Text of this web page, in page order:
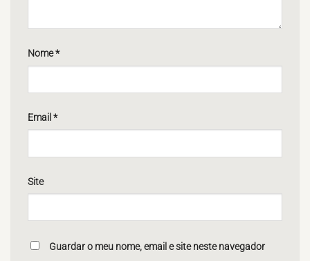
Nome*
Email *
Site
Guardar o meu nome, email e site neste navegador